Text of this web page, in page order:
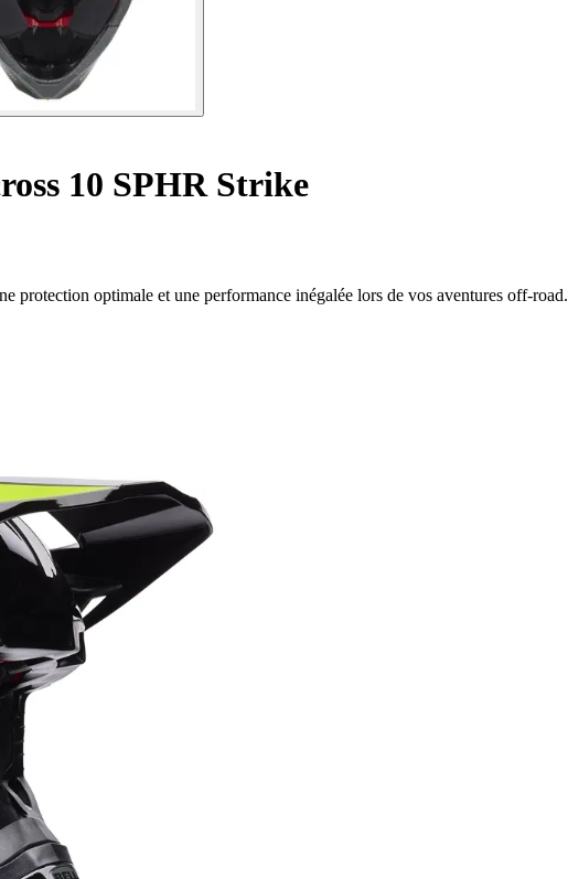
10 SPHR Strike
protection optimale et une performance inégalée lors de vos aventures off-road.